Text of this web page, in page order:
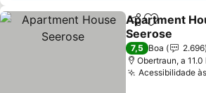
PartilharAdicionar
Apartment
Seerose
Ver preços
7,5 Boa
2.696
Obertraun, a
Acessibilidade